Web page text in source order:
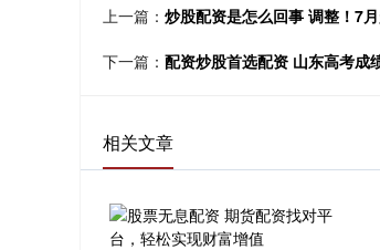
上一篇： 炒股配资是怎么回事 调整！7
下一篇： 配资炒股首选配资 山东高考
相关文章